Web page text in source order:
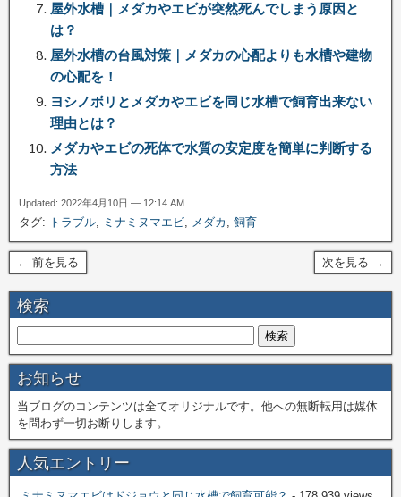
屋外水槽｜メダカやエビが突然死んでしまう原因と
は？
屋外水槽の台風対策｜メダカの心配よりも水槽や建物
の心配を！
ヨシノボリとメダカやエビを同じ水槽で飼育出来ない
理由とは？
メダカやエビの死体で水質の安定度を簡単に判断する
方法
Updated: 2022年4月10日 — 12:14 AM
タグ: トラブル, ミナミヌマエビ, メダカ , 飼育
← 前を見る 次を見る →
検索
お知らせ
当ブログのコンテンツは全てオリジナルです。他への無断転用は媒体
を問わず一切お断りします。
人気エントリー